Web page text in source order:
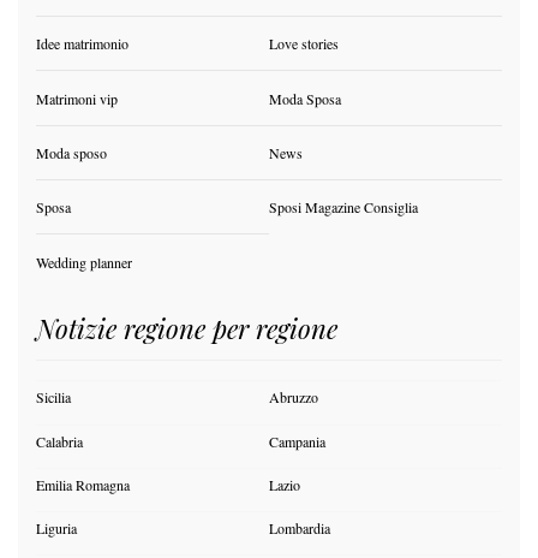
Idee matrimonio Love stories
Matrimoni vip Moda Sposa
Moda sposo News
Sposa Sposi Magazine Consiglia
Wedding planner
Notizie regione per regione
Sicilia Abruzzo
Calabria Campania
Emilia Romagna Lazio
Liguria Lombardia